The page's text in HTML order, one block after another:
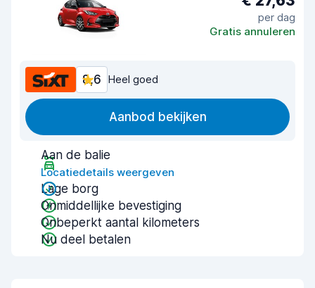
per dag
Gratis annuleren
8,6 Heel goed
Aanbod bekijken
Aan de balie
Locatiedetails weergeven
Lage borg
Onmiddellijke bevestiging
Onbeperkt aantal kilometers
Nu deel betalen